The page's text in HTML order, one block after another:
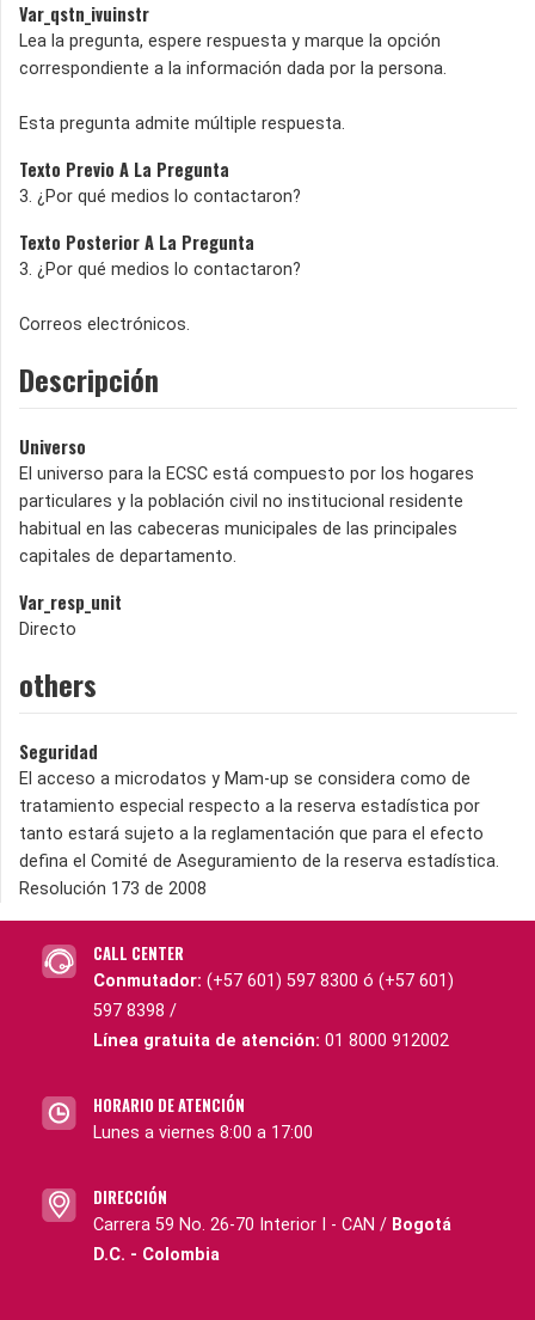
Var_qstn_ivuinstr
Lea la pregunta, espere respuesta y marque la opción
correspondiente a la información dada por la persona.
Esta pregunta admite múltiple respuesta.
Texto Previo A La Pregunta
3. ¿Por qué medios lo contactaron?
Texto Posterior A La Pregunta
3. ¿Por qué medios lo contactaron?
Correos electrónicos.
Descripción
Universo
El universo para la ECSC está compuesto por los hogares
particulares y la población civil no institucional residente
habitual en las cabeceras municipales de las principales
capitales de departamento.
Var_resp_unit
Directo
others
Seguridad
El acceso a microdatos y Mam-up se considera como de
tratamiento especial respecto a la reserva estadística por
tanto estará sujeto a la reglamentación que para el efecto
defina el Comité de Aseguramiento de la reserva estadística.
Resolución 173 de 2008
CALL CENTER
Conmutador: (+57 601) 597 8300 ó (+57 601)
597 8398 /
Línea gratuita de atención: 01 8000 912002
HORARIO DE ATENCIÓN
Lunes a viernes 8:00 a 17:00
DIRECCIÓN
Carrera 59 No. 26-70 Interior I - CAN / Bogotá
D.C. - Colombia